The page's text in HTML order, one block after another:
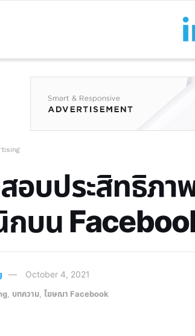
อบประสิทธิภา
กบน
October 4, 2021
บทความ โฆษณา Facebook